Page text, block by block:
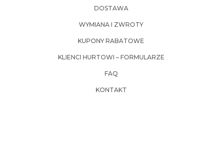
DOSTAWA
WYMIANA I ZWROTY
KUPONY RABATOWE
KLIENCI HURTOWI – FORMULARZE
FAQ
KONTAKT